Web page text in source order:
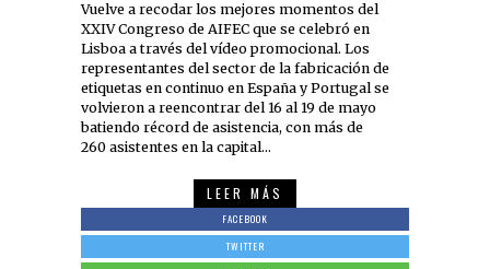
Vuelve a recodar los mejores momentos del
XXIV Congreso de AIFEC que se celebró en
Lisboa a través del vídeo promocional. Los
representantes del sector de la fabricación de
etiquetas en continuo en España y Portugal se
volvieron a reencontrar del 16 al 19 de mayo
batiendo récord de asistencia, con más de
260 asistentes en la capital…
LEER MÁS
FACEBOOK
TWITTER